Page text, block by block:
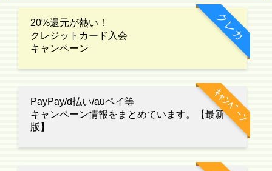
クレカ
20%還元が熱い！
クレジットカード入会
キャンペーン
ｷｬﾝﾍﾟｰﾝ
PayPay/d払い/auペイ等
キャンペーン情報をまとめています。【最新
版】